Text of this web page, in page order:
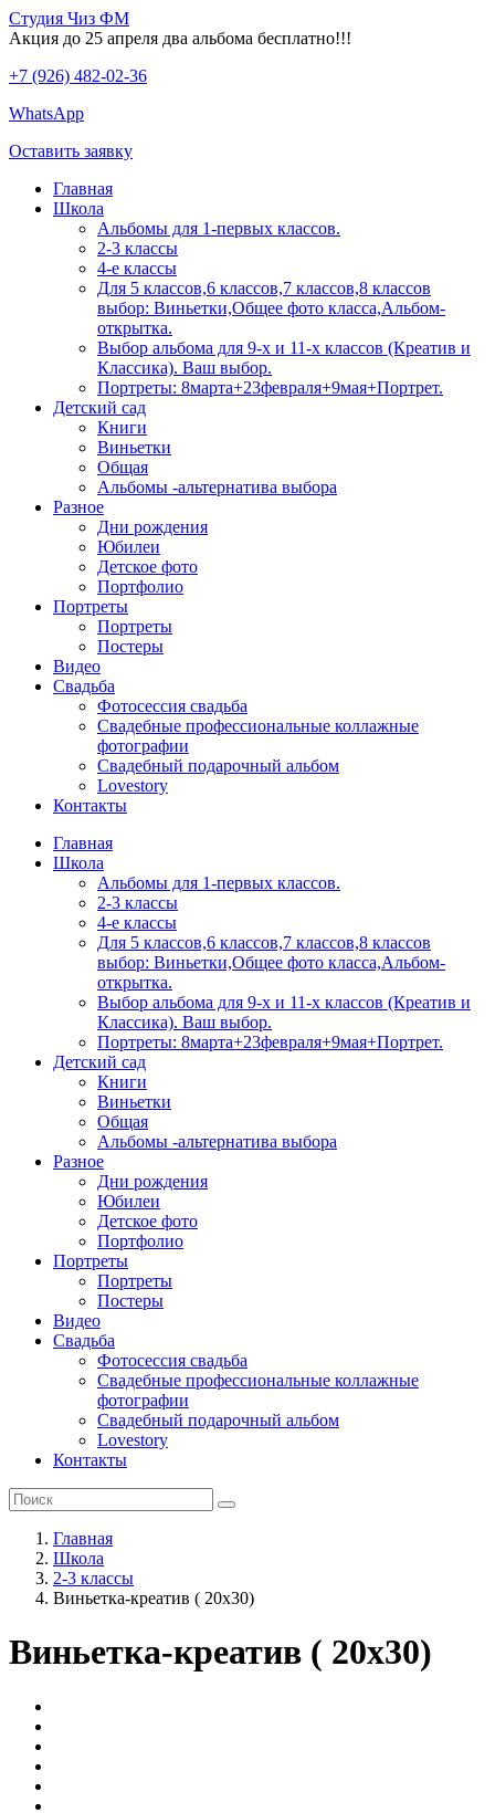
Студия Чиз ФМ
Акция до 25 апреля два альбома бесплатно!!!
+7 (926) 482-02-36
WhatsApp
Оставить заявку
Главная
Школа
Альбомы для 1-первых классов.
2-3 классы
4-е классы
Для 5 классов,6 классов,7 классов,8 классов
выбор: Виньетки,Общее фото класса,Альбом-
открытка.
Выбор альбома для 9-х и 11-х классов (Креатив и
Классика). Ваш выбор.
Портреты: 8марта+23февраля+9мая+Портрет.
Детский сад
Книги
Виньетки
Общая
Альбомы -альтернатива выбора
Разное
Дни рождения
Юбилеи
Детское фото
Портфолио
Портреты
Портреты
Постеры
Видео
Свадьба
Фотосессия свадьба
Свадебные профессиональные коллажные
фотографии
Свадебный подарочный альбом
Lovestory
Контакты
Главная
Школа
Альбомы для 1-первых классов.
2-3 классы
4-е классы
Для 5 классов,6 классов,7 классов,8 классов
выбор: Виньетки,Общее фото класса,Альбом-
открытка.
Выбор альбома для 9-х и 11-х классов (Креатив и
Классика). Ваш выбор.
Портреты: 8марта+23февраля+9мая+Портрет.
Детский сад
Книги
Виньетки
Общая
Альбомы -альтернатива выбора
Разное
Дни рождения
Юбилеи
Детское фото
Портфолио
Портреты
Портреты
Постеры
Видео
Свадьба
Фотосессия свадьба
Свадебные профессиональные коллажные
фотографии
Свадебный подарочный альбом
Lovestory
Контакты
Главная
Школа
2-3 классы
Виньетка-креатив ( 20х30)
Виньетка-креатив ( 20х30)